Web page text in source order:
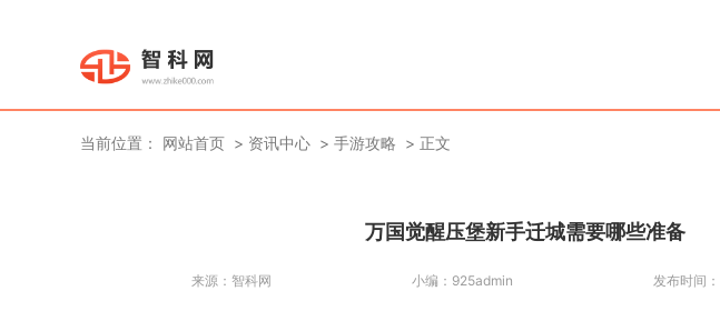
当前位置： 网站首页 资讯中心 手游攻略 正文
万国觉醒压堡新手迁城需要哪些准备
来源： 智科网 小编： 925admin 发布时间：